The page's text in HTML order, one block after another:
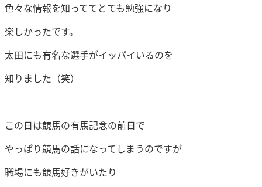
色々な情報を知っててとても勉強になり
楽しかったです。
太田にも有名な選手がイッパイいるのを
知りました（笑）
この日は競馬の有馬記念の前日で
やっぱり競馬の話になってしまうのですが
職場にも競馬好きがいたり